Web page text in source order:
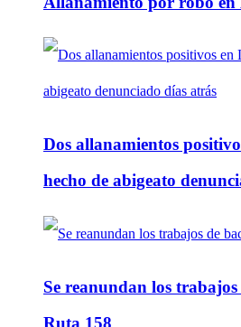
Dos allanamientos
hecho de abigeato
Se reanundan los trabajos
Ruta 158